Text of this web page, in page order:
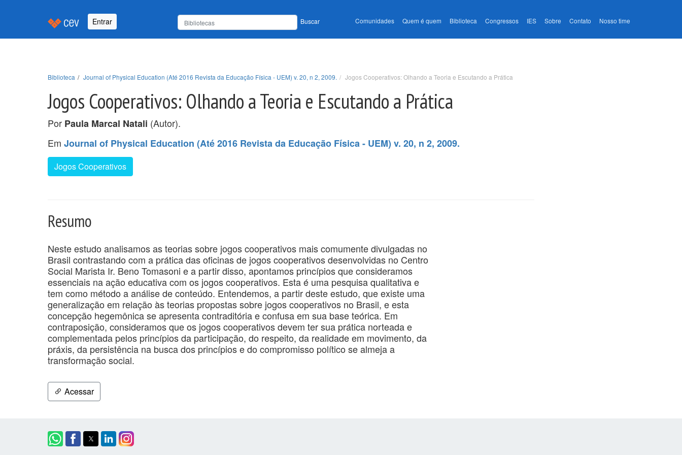
Entrar Buscar Comunidades Quem é quem Biblioteca Congressos IES Sobre Contato Nosso time
Biblioteca Journal of Physical Education (Até 2016 Revista da Educação Física - UEM) v. 20, n 2, 2009. Jogos Cooperativos: Olhando a Teoria e Escutando a Prática
Jogos Cooperativos: Olhando a Teoria e Escutando a Prática
Por Paula Marcal Natali (Autor).
Em Journal of Physical Education (Até 2016 Revista da Educação Física - UEM) v. 20, n 2, 2009.
Jogos Cooperativos
Resumo
Neste estudo analisamos as teorias sobre jogos cooperativos mais comumente divulgadas no
Brasil contrastando com a prática das oficinas de jogos cooperativos desenvolvidas no Centro
Social Marista Ir. Beno Tomasoni e a partir disso, apontamos princípios que consideramos
essenciais na ação educativa com os jogos cooperativos. Esta é uma pesquisa qualitativa e
tem como método a análise de conteúdo. Entendemos, a partir deste estudo, que existe uma
generalização em relação às teorias propostas sobre jogos cooperativos no Brasil, e esta
concepção hegemônica se apresenta contraditória e confusa em sua base teórica. Em
contraposição, consideramos que os jogos cooperativos devem ter sua prática norteada e
complementada pelos princípios da participação, do respeito, da realidade em movimento, da
práxis, da persistência na busca dos princípios e do compromisso político se almeja a
transformação social.
Acessar